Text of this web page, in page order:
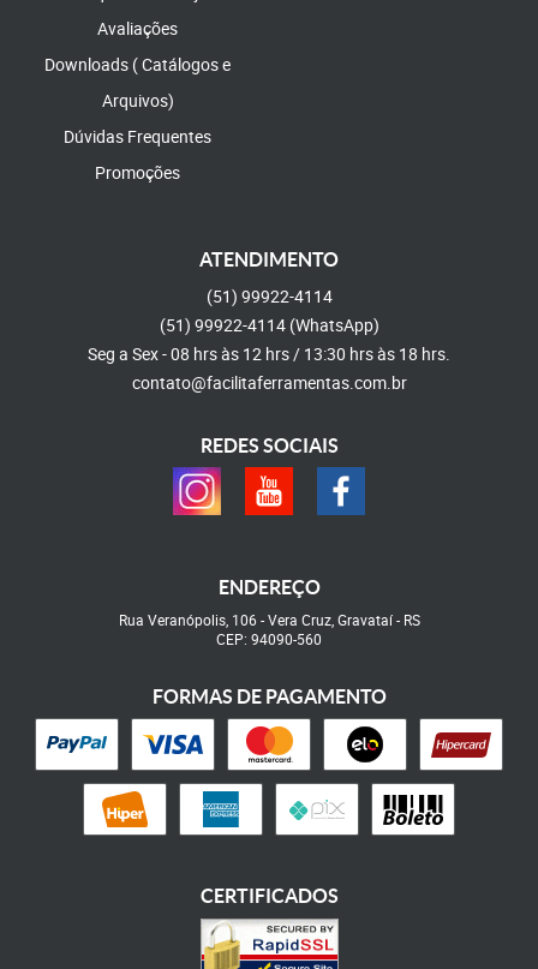
Avaliações
Downloads ( Catálogos e
Arquivos)
Dúvidas Frequentes
Promoções
ATENDIMENTO
(51) 99922-4114
(51) 99922-4114 (WhatsApp)
Seg a Sex - 08 hrs às 12 hrs / 13:30 hrs às 18 hrs.
contato@facilitaferramentas.com.br
REDES SOCIAIS
ENDEREÇO
Rua Veranópolis, 106 -Vera Cruz, Gravataí- RS
CEP: 94090-560
FORMAS DE PAGAMENTO
CERTIFICADOS